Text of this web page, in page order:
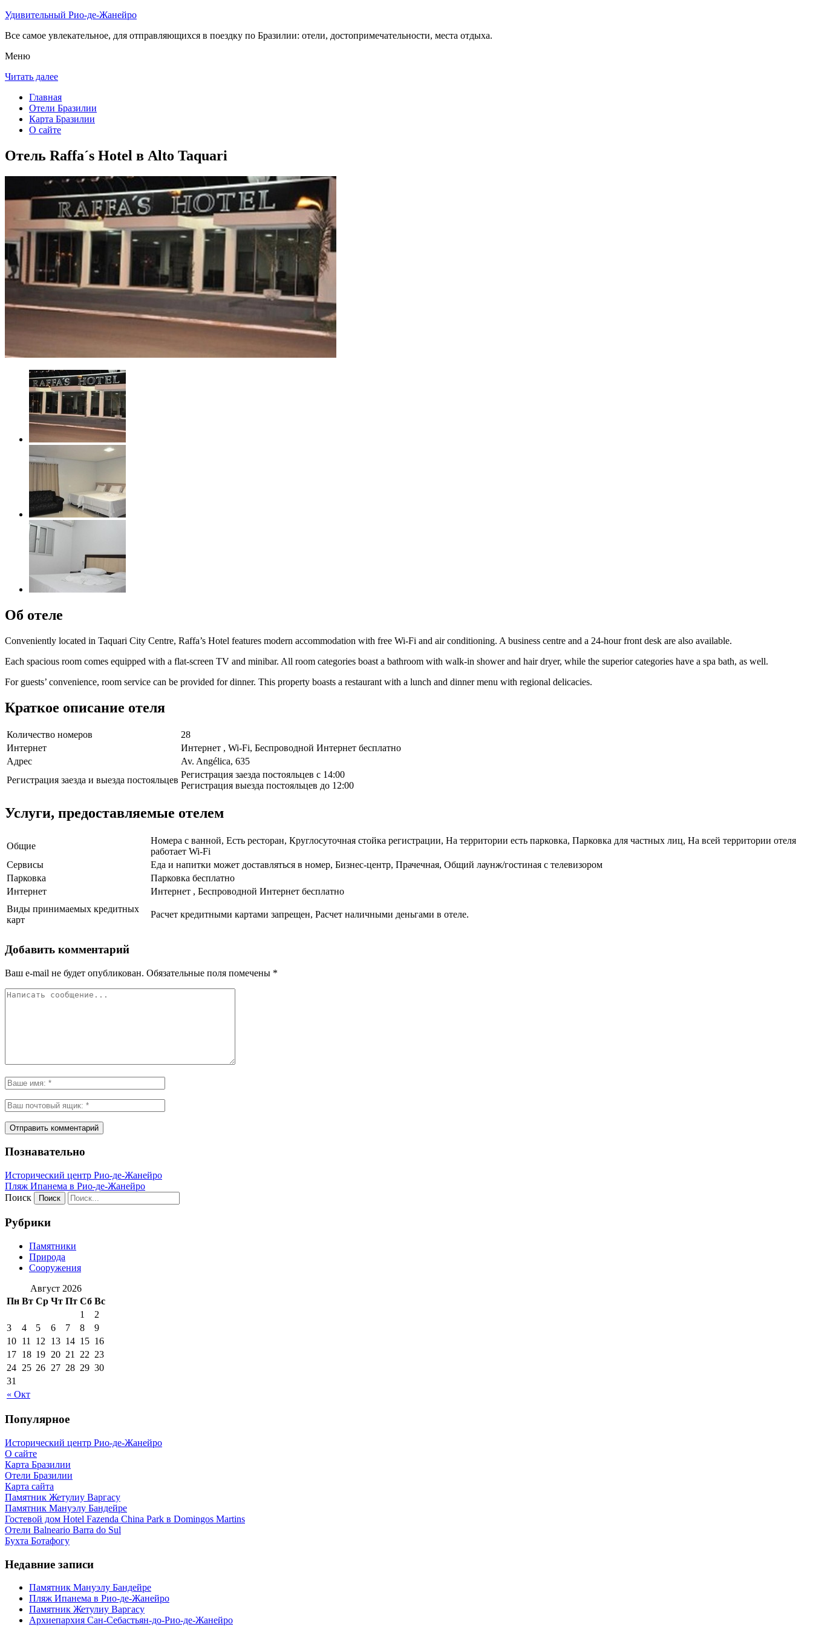
Удивительный Рио-де-Жанейро
Все самое увлекательное, для отправляющихся в поездку по Бразилии: отели, достопримечательности, места отдыха.
Меню
Читать далее
Главная
Отели Бразилии
Карта Бразилии
О сайте
Отель Raffa´s Hotel в Alto Taquari
Об отеле
Conveniently located in Taquari City Centre, Raffa’s Hotel features modern accommodation with free Wi-Fi and air conditioning. A business centre and a 24-hour front desk are also available.
Each spacious room comes equipped with a flat-screen TV and minibar. All room categories boast a bathroom with walk-in shower and hair dryer, while the superior categories have a spa bath, as well.
For guests’ convenience, room service can be provided for dinner. This property boasts a restaurant with a lunch and dinner menu with regional delicacies.
Краткое описание отеля
Количество номеров
28
Интернет
Интернет , Wi-Fi, Беспроводной Интернет бесплатно
Адрес
Av. Angélica, 635
Регистрация заезда и выезда постояльцев
Регистрация заезда постояльцев с 14:00
Регистрация выезда постояльцев до 12:00
Услуги, предоставляемые отелем
Общие
Номера с ванной, Есть ресторан, Круглосуточная стойка регистрации, На территории есть парковка, Парковка для частных лиц, На всей территории отеля
работает Wi-Fi
Сервисы
Еда и напитки может доставляться в номер, Бизнес-центр, Прачечная, Общий лаунж/гостиная с телевизором
Парковка
Парковка бесплатно
Интернет
Интернет , Беспроводной Интернет бесплатно
Виды принимаемых кредитных
карт
Расчет кредитными картами запрещен, Расчет наличными деньгами в отеле.
Добавить комментарий
Ваш e-mail не будет опубликован. Обязательные поля помечены *
Познавательно
Исторический центр Рио-де-Жанейро
Пляж Ипанема в Рио-де-Жанейро
Поиск
Рубрики
Памятники
Природа
Сооружения
Август 2026
Пн Вт Ср Чт Пт Сб Вс
« Окт
1
2
3
4 5 6 7 8
9
10 11 12 13 14 15 16
17 18 19 20 21 22 23
24 25 26 27 28 29 30
31
Популярное
Исторический центр Рио-де-Жанейро
О сайте
Карта Бразилии
Отели Бразилии
Карта сайта
Памятник Жетулиу Варгасу
Памятник Мануэлу Бандейре
Гостевой дом Hotel Fazenda China Park в Domingos Martins
Отели Balneario Barra do Sul
Бухта Ботафогу
Недавние записи
Памятник Мануэлу Бандейре
Пляж Ипанема в Рио-де-Жанейро
Памятник Жетулиу Варгасу
Архиепархия Сан-Себастьян-до-Рио-де-Жанейро